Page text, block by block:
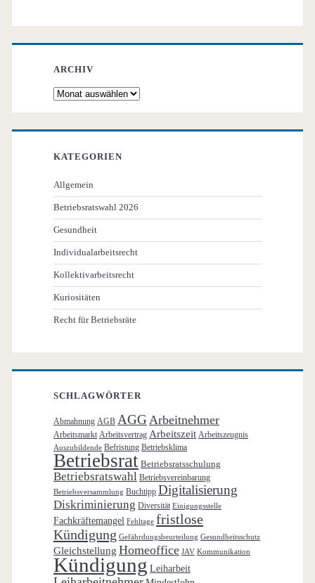
ARCHIV
Archiv
KATEGORIEN
Allgemein
Betriebsratswahl 2026
Gesundheit
Individualarbeitsrecht
Kollektivarbeitsrecht
Kuriositäten
Recht für Betriebsräte
SCHLAGWÖRTER
Abmahnung AGB AGG Arbeitnehmer
Arbeitsmarkt Arbeitsvertrag Arbeitszeit Arbeitszeugnis
Auszubildende Befristung Betriebsklima
Betriebsrat Betriebsratsschulung
Betriebsratswahl Betriebsvereinbarung
Betriebsversammlung Buchtipp Digitalisierung
Diskriminierung Diversität Einigungsstelle
Fachkräftemangel Fehltage fristlose
Kündigung Gefährdungsbeurteilung Gesundheitsschutz
Gleichstellung Homeoffice JAV Kommunikation
Kündigung Leiharbeit